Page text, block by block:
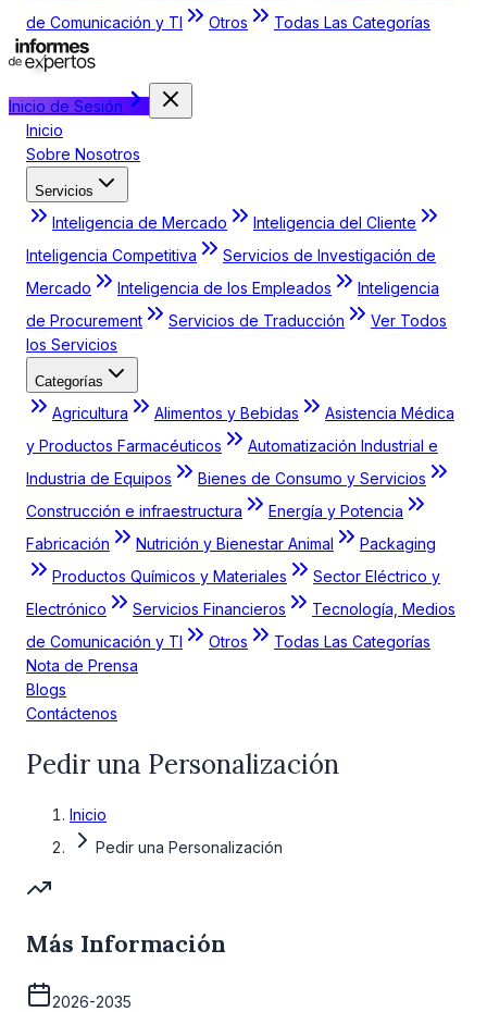
de Comunicación y TI
Otros Todas Las Categorías
Inicio de Sesión
Inicio
Sobre Nosotros
Servicios
Inteligencia de Mercado
Inteligencia del Cliente
Inteligencia Competitiva
Servicios de Investigación de
Mercado
Inteligencia de los Empleados
Inteligencia
de Procurement
Servicios de Traducción
Ver Todos
los Servicios
Categorías
Agricultura Alimentos y Bebidas
Asistencia Médica
y Productos Farmacéuticos
Automatización Industrial e
Industria de Equipos
Bienes de Consumo y Servicios
Construcción e infraestructura
Energía y Potencia
Fabricación
Nutrición y Bienestar Animal
Packaging
Productos Químicos y Materiales
Sector Eléctrico y
Electrónico
Servicios Financieros
Tecnología, Medios
de Comunicación y TI
Otros
Todas Las Categorías
Nota de Prensa
Blogs
Contáctenos
Pedir una Personalización
Inicio
Pedir una Personalización
Más Información
2026-2035